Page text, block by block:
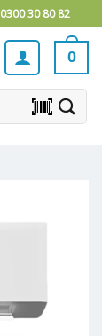
0300 30 80 82
0
barcode_scanner